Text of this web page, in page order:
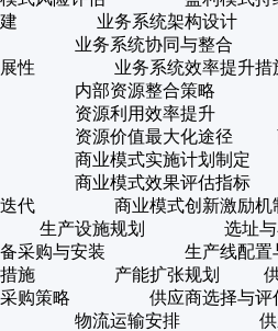
建 业务系统架构设计
业务系统协同与整合 业
展性 业务系统效率提升措
内部资源整合策略 外
资源利用效率提升 资源
资源价值最大化途径 商
商业模式实施计划制定
商业模式效果评估指标
迭代 商业模式创新激励机制
生产设施规划 选址
备采购与安装 生产线配
措施 产能扩张规划
采购策略 供应商选择与
物流运输安排 供应